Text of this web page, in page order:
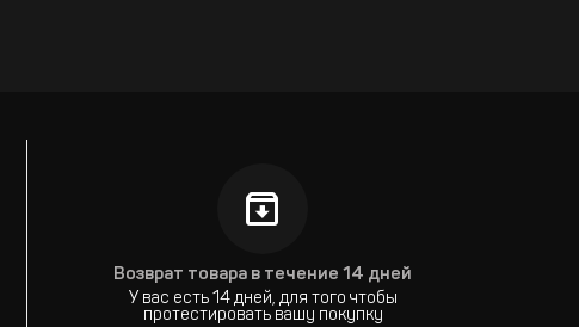
Возврат товара в течение 14 дней
У вас есть 14 дней, для того чтобы
протестировать вашу покупку